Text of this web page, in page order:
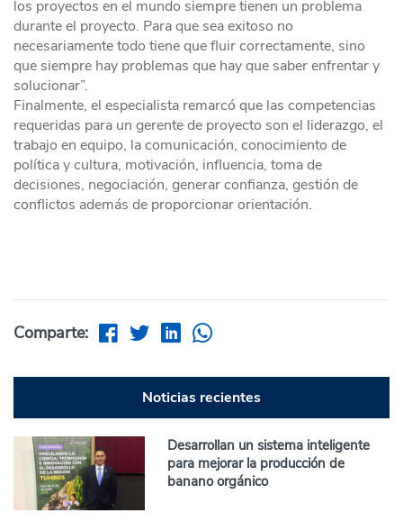
los proyectos en el mundo siempre tienen un problema
durante el proyecto. Para que sea exitoso no
necesariamente todo tiene que fluir correctamente, sino
que siempre hay problemas que hay que saber enfrentar y
solucionar”.
Finalmente, el especialista remarcó que las competencias
requeridas para un gerente de proyecto son el liderazgo, el
trabajo en equipo, la comunicación, conocimiento de
política y cultura, motivación, influencia, toma de
decisiones, negociación, generar confianza, gestión de
conflictos además de proporcionar orientación.
Comparte:
Noticias recientes
Desarrollan un sistema inteligente
para mejorar la producción de
banano orgánico